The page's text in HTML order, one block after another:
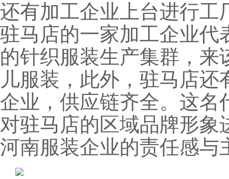
还有加工企业上台进行工
驻马店的一家加工企业代
的针织服装生产集群，
儿服装，此外，驻马店
企业，供应链齐全。这名
对驻马店的区域品牌形
河南服装企业的责任感与